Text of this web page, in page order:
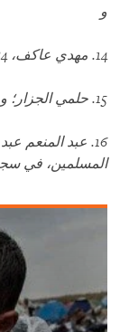
و
14. مهدي عاكف، 84 سنة؛ و
15. حلمي الجزار؛ و
16. عبد المنعم
المسلمين، في